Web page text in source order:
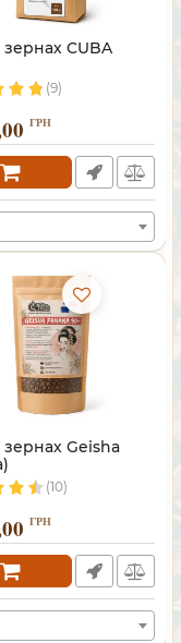
зернах CUBA
(9)
ГРН
зернах Geisha
(10)
ГРН